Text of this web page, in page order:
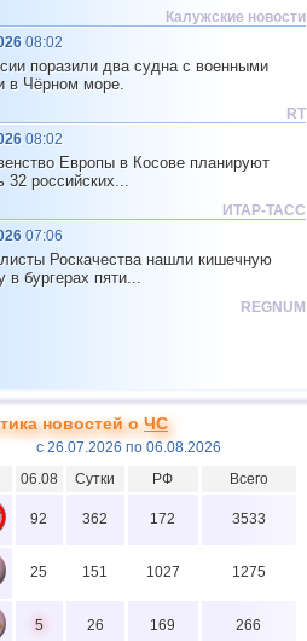
Калужские новости
08:02
поразили два судна с военными
в Чёрном море.
RT
08:02
Европы в Косове планируют
32 российских...
ИТАР-ТАСС
07:06
Роскачества нашли кишечную
в бургерах пяти...
REGNUM
новостей оЧС
с 26.07.2026 по 06.08.2026
06.08 Сутки РФ Всего
92 362 172 3533
25 151 1027 1275
5 26 169 266